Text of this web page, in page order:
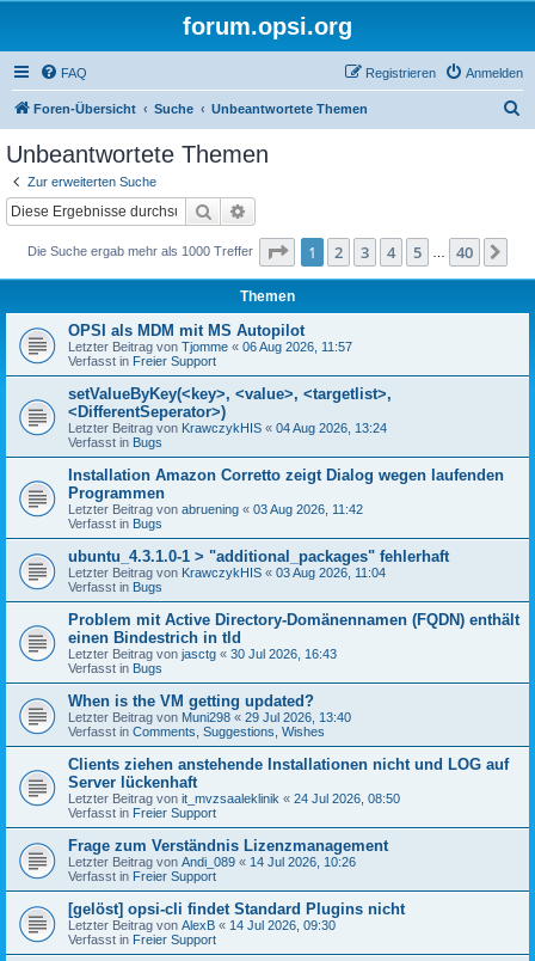
forum.opsi.org
FAQ Anmelden
Registrieren
Foren-Übersicht Suche Unbeantwortete Themen
Unbeantwortete Themen
Zur erweiterten Suche
Suche
Die Suche ergab mehr als 1000 Treffer Seite 1von 40
1 2 3 4 5 40
Themen
OPSI als MDM mit MS Autopilot
Letzter Beitrag von Tjomme « 06 Aug 2026, 11:57
Verfasst in Freier Support
setValueByKey(<key>, <value>, <targetlist>,
<DifferentSeperator>)
Letzter Beitrag von KrawczykHIS « 04 Aug 2026, 13:24
Verfasst in Bugs
Installation Amazon Corretto zeigt Dialog wegen laufenden
Programmen
Letzter Beitrag von abruening « 03 Aug 2026, 11:42
Verfasst in Bugs
ubuntu_4.3.1.0-1 > "additional_packages" fehlerhaft
Letzter Beitrag von KrawczykHIS « 03 Aug 2026, 11:04
Verfasst in Bugs
Problem mit Active Directory-Domänennamen (FQDN) enthält
einen Bindestrich in tld
Letzter Beitrag von jasctg « 30 Jul 2026, 16:43
Verfasst in Bugs
When is the VM getting updated?
Letzter Beitrag von Muni298 « 29 Jul 2026, 13:40
Verfasst in Comments, Suggestions, Wishes
Clients ziehen anstehende Installationen nicht und LOG auf
Server lückenhaft
Letzter Beitrag von it_mvzsaaleklinik « 24 Jul 2026, 08:50
Verfasst in Freier Support
Frage zum Verständnis Lizenzmanagement
Letzter Beitrag von Andi_089 « 14 Jul 2026, 10:26
Verfasst in Freier Support
[gelöst] opsi-cli findet Standard Plugins nicht
Letzter Beitrag von AlexB « 14 Jul 2026, 09:30
Verfasst in Freier Support